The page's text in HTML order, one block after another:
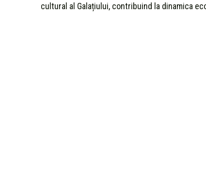
cultural al Galațiului, contribuind la dinamica